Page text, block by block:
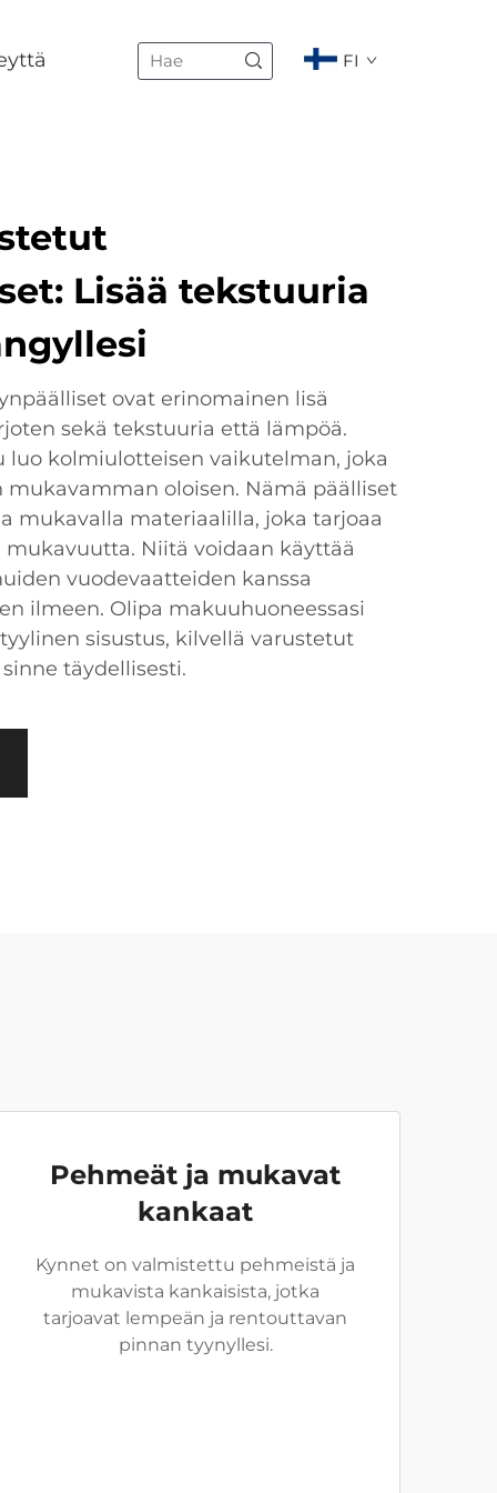
FI
Lisää tekstuuria
ovat erinomainen lisä
sekä tekstuuria että lämpöä.
luo kolmiulotteisen vaikutelman, joka
mukavamman oloisen. Nämä päälliset
mukavalla materiaalilla, joka tarjoaa
Niitä voidaan käyttää
vuodevaatteiden kanssa
ilmeen. Olipa makuuhuoneessasi
sisustus, kilvellä varustetut
täydellisesti.
Pehmeät ja mukavat
kankaat
Kynnet on valmistettu pehmeistä ja
mukavista kankaisista, jotka
tarjoavat lempeän ja rentouttavan
pinnan tyynyllesi.